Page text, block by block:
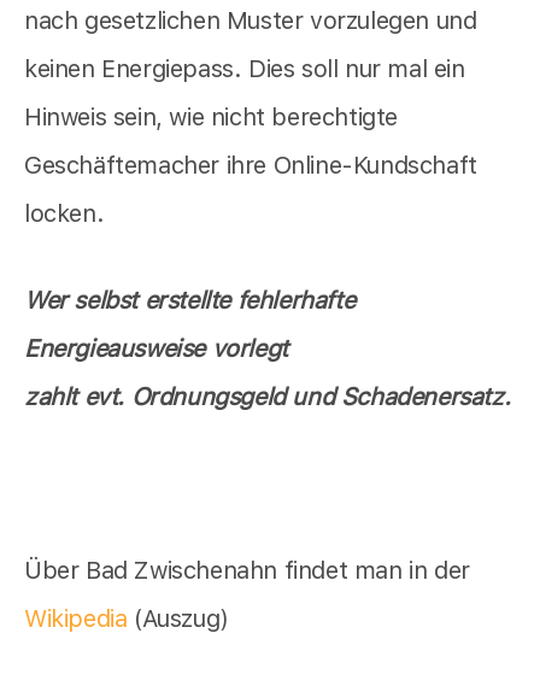
nach gesetzlichen Muster vorzulegen und
keinen Energiepass. Dies soll nur mal ein
Hinweis sein, wie nicht berechtigte
Geschäftemacher ihre Online-Kundschaft
locken.
Wer selbst erstellte fehlerhafte
Energieausweise vorlegt
zahlt evt. Ordnungsgeld und Schadenersatz.
Über Bad Zwischenahn findet man in der
Wikipedia (Auszug)